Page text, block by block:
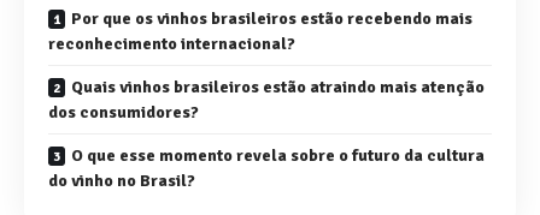
Por que os vinhos brasileiros estão recebendo mais
reconhecimento internacional?
Quais vinhos brasileiros estão atraindo mais atenção
dos consumidores?
O que esse momento revela sobre o futuro da cultura
do vinho no Brasil?